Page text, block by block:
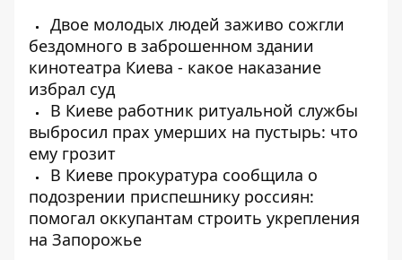
Двое молодых людей заживо сожгли
бездомного в заброшенном здании
кинотеатра Киева - какое наказание
избрал суд
В Киеве работник ритуальной службы
выбросил прах умерших на пустырь: что
ему грозит
В Киеве прокуратура сообщила о
подозрении приспешнику россиян:
помогал оккупантам строить укрепления
на Запорожье